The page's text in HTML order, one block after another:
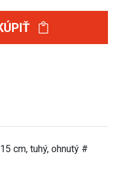
cm, tuhý, ohnutý #